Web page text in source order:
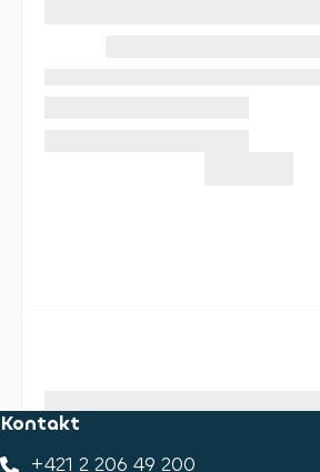
Kontakt
+421 2 206 49 200